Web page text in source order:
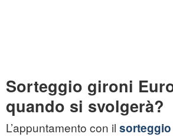
Sorteggio gironi
quando si svolgerà?
L’appuntamento con il